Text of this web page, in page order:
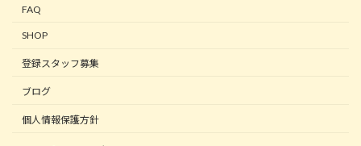
FAQ
SHOP
登録スタッフ募集
ブログ
個人情報保護方針